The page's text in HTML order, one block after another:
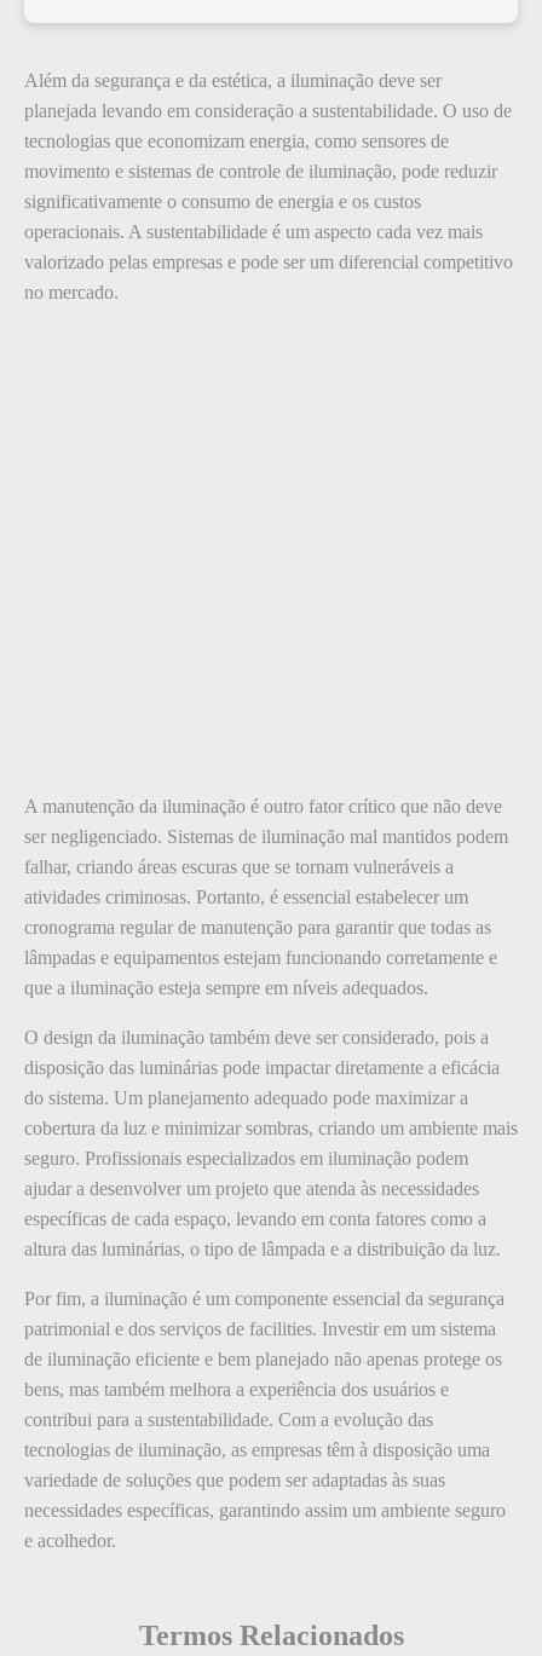
Além da segurança e da estética, a iluminação deve ser
planejada levando em consideração a sustentabilidade. O uso de
tecnologias que economizam energia, como sensores de
movimento e sistemas de controle de iluminação, pode reduzir
significativamente o consumo de energia e os custos
operacionais. A sustentabilidade é um aspecto cada vez mais
valorizado pelas empresas e pode ser um diferencial competitivo
no mercado.
A manutenção da iluminação é outro fator crítico que não deve
ser negligenciado. Sistemas de iluminação mal mantidos podem
falhar, criando áreas escuras que se tornam vulneráveis a
atividades criminosas. Portanto, é essencial estabelecer um
cronograma regular de manutenção para garantir que todas as
lâmpadas e equipamentos estejam funcionando corretamente e
que a iluminação esteja sempre em níveis adequados.
O design da iluminação também deve ser considerado, pois a
disposição das luminárias pode impactar diretamente a eficácia
do sistema. Um planejamento adequado pode maximizar a
cobertura da luz e minimizar sombras, criando um ambiente mais
seguro. Profissionais especializados em iluminação podem
ajudar a desenvolver um projeto que atenda às necessidades
específicas de cada espaço, levando em conta fatores como a
altura das luminárias, o tipo de lâmpada e a distribuição da luz.
Por fim, a iluminação é um componente essencial da segurança
patrimonial e dos serviços de facilities. Investir em um sistema
de iluminação eficiente e bem planejado não apenas protege os
bens, mas também melhora a experiência dos usuários e
contribui para a sustentabilidade. Com a evolução das
tecnologias de iluminação, as empresas têm à disposição uma
variedade de soluções que podem ser adaptadas às suas
necessidades específicas, garantindo assim um ambiente seguro
e acolhedor.
Termos Relacionados